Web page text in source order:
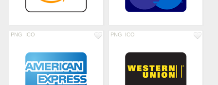
PNG ICO PNG ICO